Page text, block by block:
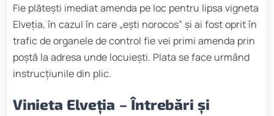
Fie plătești imediat amenda pe loc pentru lipsa vigneta
Elveția, în cazul în care „ești norocos” și ai fost oprit în
trafic de organele de control fie vei primi amenda prin
poștă la adresa unde locuiești. Plata se face urmând
instrucțiunile din plic.
Vinieta Elveția – Întrebări și